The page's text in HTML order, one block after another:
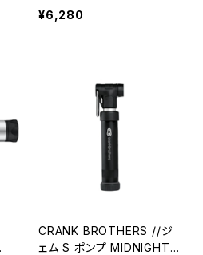
ポンプ [ 14677 ] //0314
250001-01(クランクブラザ
¥6,280
CRANK BROTHERS //ジ
ェム S ポンプ MIDNIGHT [